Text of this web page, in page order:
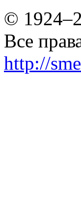
©
Все
http://